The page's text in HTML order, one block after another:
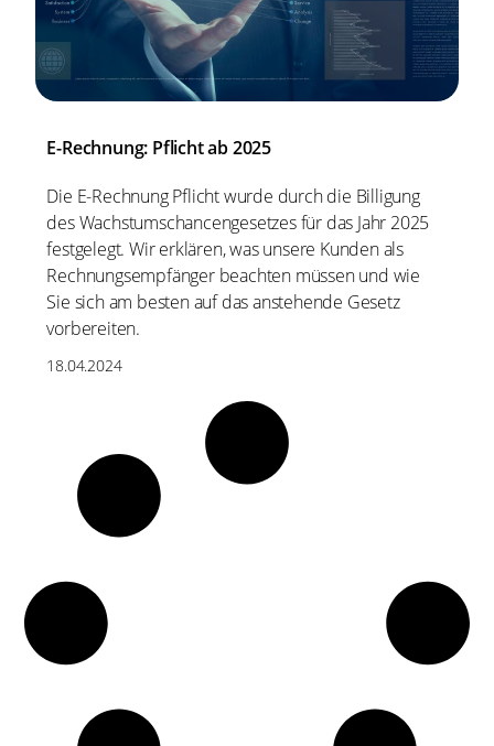
E-Rechnung: Pflicht ab 2025
Die E-Rechnung Pflicht wurde durch die Billigung
des Wachstumschancengesetzes für das Jahr 2025
festgelegt. Wir erklären, was unsere Kunden als
Rechnungsempfänger beachten müssen und wie
Sie sich am besten auf das anstehende Gesetz
vorbereiten.
18.04.2024